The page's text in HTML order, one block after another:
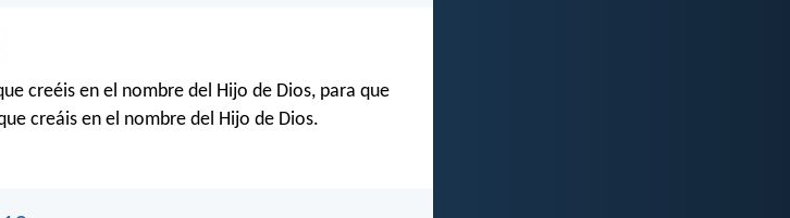
creéis en el nombre del Hijo de Dios, para que
creáis en el nombre del Hijo de Dios.